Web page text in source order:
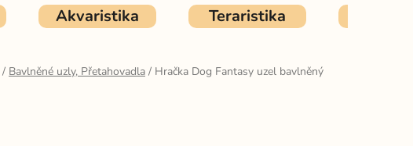
Akvaristika Teraristika
/ Bavlněné uzly, Přetahovadla / Hračka Dog Fantasy uzel bavlněný